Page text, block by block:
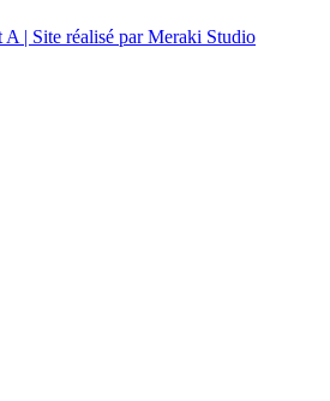
| Site réalisé par Meraki Studio